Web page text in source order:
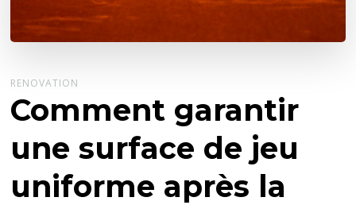
RENOVATION
Comment garantir
une surface de jeu
uniforme après la